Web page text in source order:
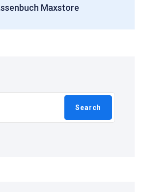
Maxstore
Search